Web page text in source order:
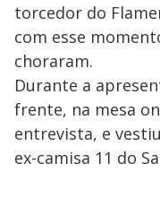
torcedor do
com esse
choraram.
Durante a
frente, na mesa
entrevista, e
ex-camisa 11 do